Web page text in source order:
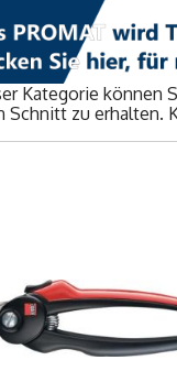
Kategorie können
Schnitt zu erhalten.